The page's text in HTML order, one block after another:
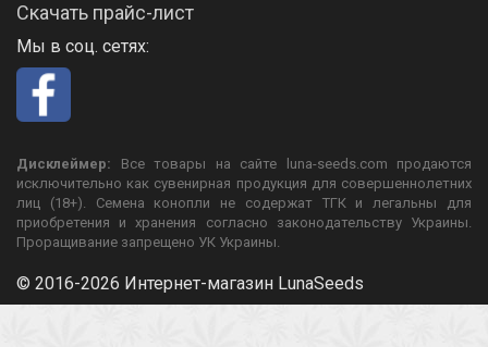
Скачать прайс-лист
Мы в соц. сетях:
Дисклеймер: Все товары на сайте luna-seeds.com продаются
исключительно как сувенирная продукция для совершеннолетних
лиц (18+). Семена конопли не содержат ТГК и легальны для
приобретения и хранения согласно законодательству Украины.
Проращивание запрещено УК Украины.
© 2016-2026 Интернет-магазин LunaSeeds